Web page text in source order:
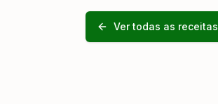
Ver todas as receitas